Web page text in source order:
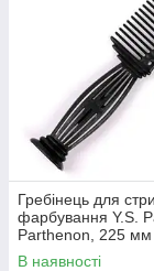
Гребінець для
фарбування Y.S.
Parthenon, 225 мм
Carbon Black)
В наявності